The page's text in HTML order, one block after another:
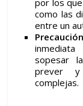
por los
como las
entre un
sopesar
prever y
complejas.